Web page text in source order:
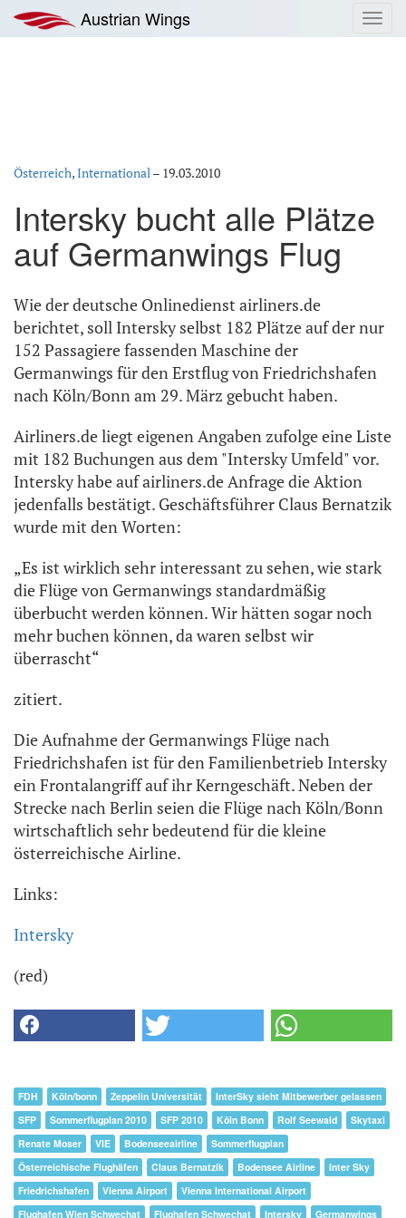
Inhalt
springen
Austrian Wings
Österreich,International– 19.03.2010
Intersky bucht alle Plätze
auf Germanwings Flug
Wie der deutsche Onlinedienst airliners.de
berichtet, soll Intersky selbst 182 Plätze auf der nur
152 Passagiere fassenden Maschine der
Germanwings für den Erstflug von Friedrichshafen
nach Köln/Bonn am 29. März gebucht haben.
Airliners.de liegt eigenen Angaben zufolge eine Liste
mit 182 Buchungen aus dem "Intersky Umfeld" vor.
Intersky habe auf airliners.de Anfrage die Aktion
jedenfalls bestätigt. Geschäftsführer Claus Bernatzik
wurde mit den Worten:
„Es ist wirklich sehr interessant zu sehen, wie stark
die Flüge von Germanwings standardmäßig
überbucht werden können. Wir hätten sogar noch
mehr buchen können, da waren selbst wir
überrascht“
zitiert.
Die Aufnahme der Germanwings Flüge nach
Friedrichshafen ist für den Familienbetrieb Intersky
ein Frontalangriff auf ihr Kerngeschäft. Neben der
Strecke nach Berlin seien die Flüge nach Köln/Bonn
wirtschaftlich sehr bedeutend für die kleine
österreichische Airline.
Links:
Intersky
(red)
FDH Köln/bonn Zeppelin Universität
InterSky sieht Mitbewerber gelassen
SFP
Sommerflugplan 2010 SFP 2010 Köln Bonn Rolf Seewald
Skytaxi
Renate Moser
VIE Bodenseeairline
Sommerflugplan
Österreichische Flughäfen
Claus Bernatzik Bodensee Airline
Inter Sky
Friedrichshafen
Vienna Airport
Vienna International Airport
Flughafen Wien Schwechat
Flughafen Schwechat Intersky Germanwings